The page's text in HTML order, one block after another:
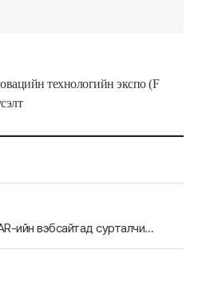
технологийн экспо(F
[Солонгос, Дэгү хот] NEAR-ийн вэбсайтад сурталчилгааны материал тавиулах хүсэлт гаргав(1.11.)